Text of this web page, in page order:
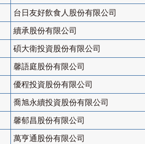
台日友好飲食人股份有限公司
續承股份有限公司
碩大衛投資股份有限公司
馨語庭股份有限公司
優程投資股份有限公司
喬旭永續投資股份有限公司
馨郁昌股份有限公司
萬亨通股份有限公司